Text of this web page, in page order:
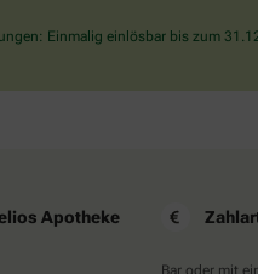
Einmalig einlösbar bis zum
Apotheke
Bar oder mit